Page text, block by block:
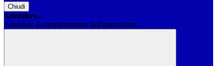
Chiudi
Attendere...
Attendere il completamento dell'operazione...